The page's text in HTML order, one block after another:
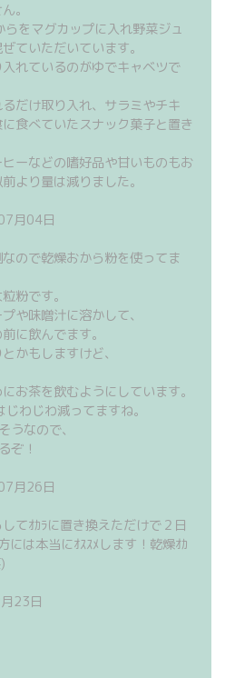
。
をマグカップに入れ野菜ジュ
ていただいています。
れているのがゆでキャベツで
だけ取り入れ、サラミやチキ
食べていたスナック菓子と置き
ーなどの嗜好品や甘いものもお
より量は減りました。
月04日
ので乾燥おから粉を使ってま
粉です。
や味噌汁に溶かして、
に飲んでます。
かもしますけど、
お茶を飲むようにしています。
わじわ減ってますね。
うなので、
ぞ！
月26日
てｵｶﾗに置き換えただけで２日
には本当にｵｽｽﾒします！乾燥ｵｶ
23日